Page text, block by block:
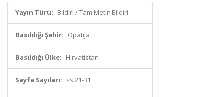
Yayın Türü: Bildiri / Tam Metin Bildiri
Basıldığı Şehir: Opatija
Basıldığı Ülke: Hırvatistan
Sayfa Sayıları: ss.21-31